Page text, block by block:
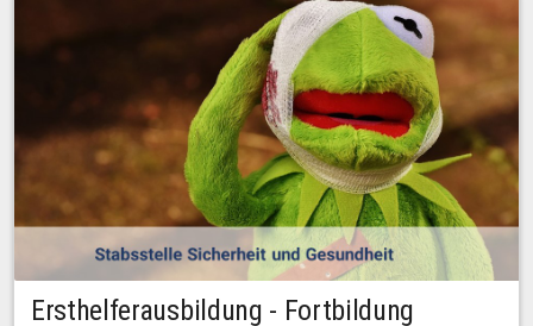
Ersthelferausbildung - Fortbildung